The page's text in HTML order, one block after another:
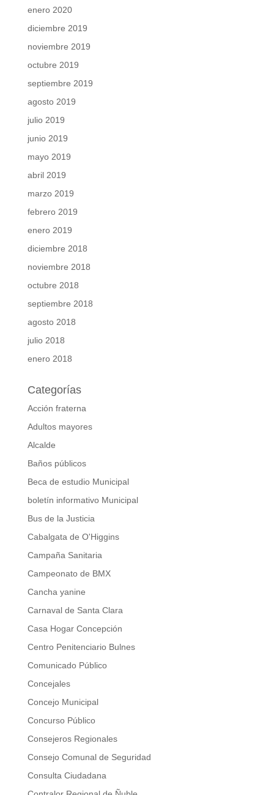
enero 2020
diciembre 2019
noviembre 2019
octubre 2019
septiembre 2019
agosto 2019
julio 2019
junio 2019
mayo 2019
abril 2019
marzo 2019
febrero 2019
enero 2019
diciembre 2018
noviembre 2018
octubre 2018
septiembre 2018
agosto 2018
julio 2018
enero 2018
Categorías
Acción fraterna
Adultos mayores
Alcalde
Baños públicos
Beca de estudio Municipal
boletín informativo Municipal
Bus de la Justicia
Cabalgata de O'Higgins
Campaña Sanitaria
Campeonato de BMX
Cancha yanine
Carnaval de Santa Clara
Casa Hogar Concepción
Centro Penitenciario Bulnes
Comunicado Público
Concejales
Concejo Municipal
Concurso Público
Consejeros Regionales
Consejo Comunal de Seguridad
Consulta Ciudadana